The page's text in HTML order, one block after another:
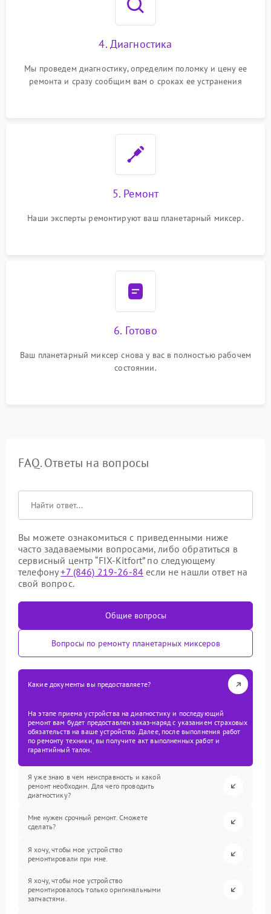
4. Диагностика
Мы проведем диагностику, определим поломку и цену ее
ремонта и сразу сообщим вам о сроках ее устранения
5. Ремонт
Наши эксперты ремонтируют ваш планетарный миксер.
6. Готово
Ваш планетарный миксер снова у вас в полностью рабочем
состоянии.
FAQ. Ответы на вопросы
Вы можете ознакомиться с приведенными ниже
часто задаваемыми вопросами, либо обратиться в
сервисный центр “FIX-Kitfort” по следующему
телефону+7 (846) 219-26-84 если не нашли ответ на
свой вопрос.
Общие вопросы
Вопросы по ремонту планетарных миксеров
Какие документы вы предоставляете?
На этапе приема устройства на диагностику и последующий
ремонт вам будет предоставлен заказ-наряд с указанием страховых
обязательств на ваше устройство. Далее, после выполнения работ
по ремонту техники, вы получите акт выполненных работ и
гарантийный талон.
Я уже знаю в чем неисправность и какой
ремонт необходим. Для чего проводить
диагностику?
Мне нужен срочный ремонт. Сможете
сделать?
Я хочу, чтобы мое устройство
ремонтировали при мне.
Я хочу, чтобы мое устройство
ремонтировалось только оригинальными
запчастями.